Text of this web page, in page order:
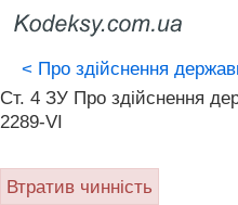
< Про здійснення
Ст. 4 ЗУ Про здійснення
2289-VI
Втратив чинність